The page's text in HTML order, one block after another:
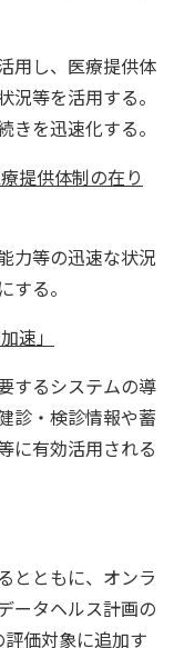
用し、医療提供体
等を活用する。
を迅速化する。
提供体制の在り
力等の迅速な状況
る。
速」
するシステムの導
診・検診情報や蓄
に有効活用される
とともに、オンラ
ータヘルス計画の
価対象に追加す